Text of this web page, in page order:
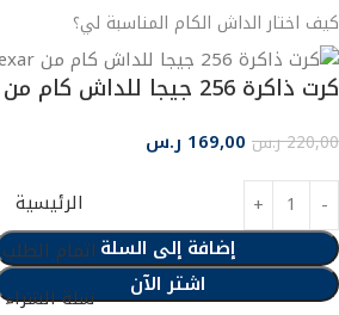
كيف اختار الداش الكام المناسبة لي؟
كرت ذاكرة 256 جيجا للداش كام من Lexar
220,00 ر.س 169,00 ر.س
إضافة إلى السلة
اشتر الآن
الرئيسية
اتمام الطلب
سلة الشراء